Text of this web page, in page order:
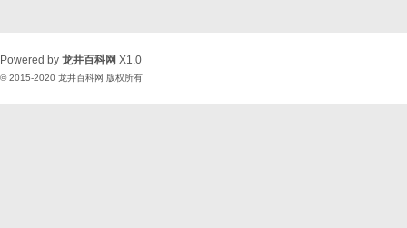
Powered by 龙井百科网 X1.0
© 2015-2020 龙井百科网 版权所有